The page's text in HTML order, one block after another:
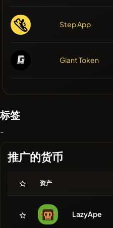
Step App
Giant Token
标签
-
推广的货币
资产
LazyApe